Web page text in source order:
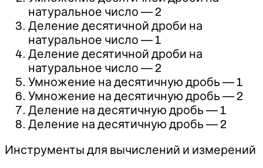
натуральное число — 2
Деление десятичной дроби на
натуральное число — 1
Деление десятичной дроби на
натуральное число — 2
Умножение на десятичную дробь — 1
Умножение на десятичную дробь — 2
Деление на десятичную дробь — 1
Деление на десятичную дробь — 2
Инструменты для вычислений и измерений